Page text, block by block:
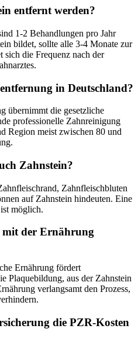
entfernt werden?
1-2 Behandlungen pro Jahr
bildet, sollte alle 3-4 Monate zur
die Frequenz nach der
in Deutschland?
übernimmt die gesetzliche
professionelle Zahnreinigung
Region meist zwischen 80 und
Zahnstein?
Zahnfleischbluten
auf Zahnstein hindeuten. Eine
möglich.
der Ernährung
Ernährung fördert
Plaquebildung, aus der Zahnstein
verlangsamt den Prozess,
die PZR-Kosten